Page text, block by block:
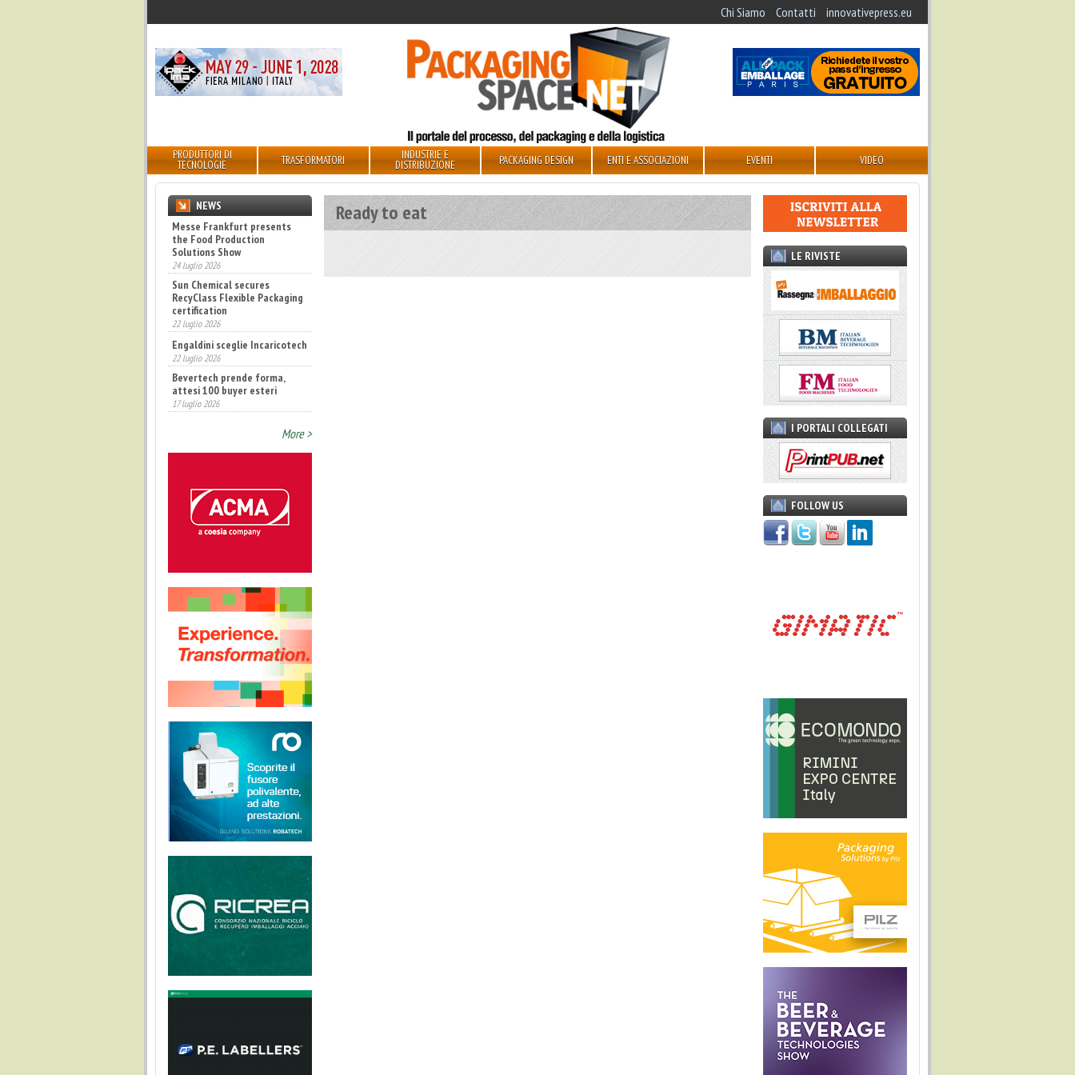
Chi Siamo Contatti innovativepress.eu
PRODUTTORI DI
TECNOLOGIE TRASFORMATORI INDUSTRIE E
DISTRIBUZIONE PACKAGING DESIGN ENTI E ASSOCIAZIONI EVENTI VIDEO
Ready to eat
NEWS
Messe Frankfurt presents
the Food Production
Solutions Show
24 luglio 2026
Sun Chemical secures
RecyClass Flexible Packaging
certification
22 luglio 2026
Engaldini sceglie Incaricotech
22 luglio 2026
Bevertech prende forma,
attesi 100 buyer esteri
17 luglio 2026
More >
LE RIVISTE
I PORTALI COLLEGATI
FOLLOW US